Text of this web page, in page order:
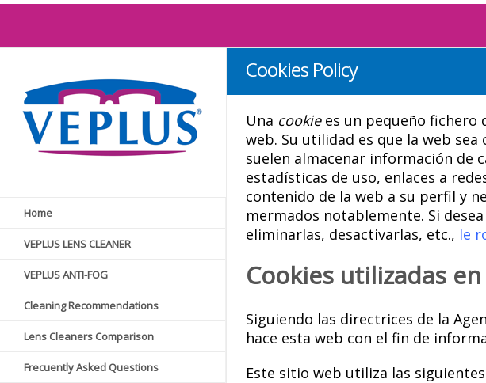
Home
VEPLUS LENS CLEANER
VEPLUS ANTI-FOG
Cleaning Recommendations
Lens Cleaners Comparison
Frecuently Asked Questions
Cookies Policy
Una cookiees un pequeño fichero
web. Su utilidad es que la web
suelen almacenar información de
estadísticas de uso, enlaces a
contenido de la web a su perfil y
mermados notablemente. Si
eliminarlas, desactivarlas, etc., le
Cookies utilizadas
Siguiendo las directrices de la
hace esta web con el fin de
Este sitio web utiliza las siguientes